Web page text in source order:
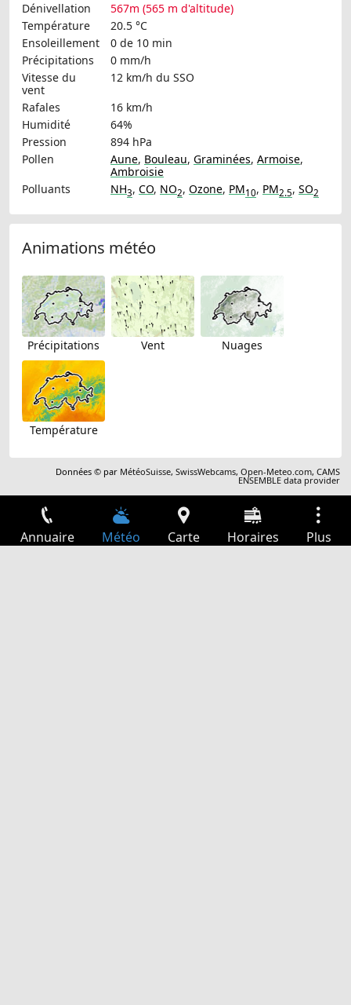
Dénivellation
567m (565 m d'altitude)
Température
20.5 °C
Ensoleillement
0 de 10 min
Précipitations
0 mm/h
Vitesse du
vent
12 km/h du SSO
Rafales
16 km/h
Humidité
64%
Pression
894 hPa
Pollen
Aune, Bouleau, Graminées, Armoise,
Ambroisie
Polluants
NH3, CO, NO2, Ozone, PM10, PM2.5, SO2
Animations météo
Précipitations Vent Nuages
Température
Données © par MétéoSuisse,SwissWebcams,Open-Meteo.com,CAMS
ENSEMBLE data provider
Annuaire Météo Carte Horaires Plus